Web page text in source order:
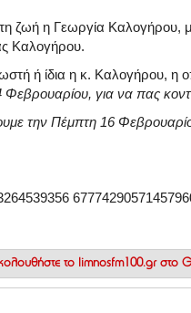
ζωή η Γεωργία Καλογήρου,
Καλογήρου.
ή ίδια η κ. Καλογήρου, η
για να πας
την Πέμπτη 16
το limnosfm100.gr στο